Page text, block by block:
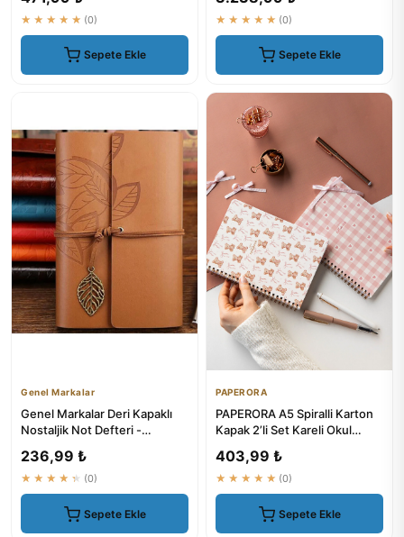
★★★★★ (0)
Sepete Ekle
★★★★★ (0)
Sepete Ekle
Genel Markalar
Genel Markalar Deri Kapaklı
Nostaljik Not Defteri -
236,99 ₺
★★★★★ (0)
Sepete Ekle
PAPERORA
PAPERORA A5 Spiralli Karton
Kapak 2’li Set Kareli Okul
403,99 ₺
★★★★★ (0)
Sepete Ekle